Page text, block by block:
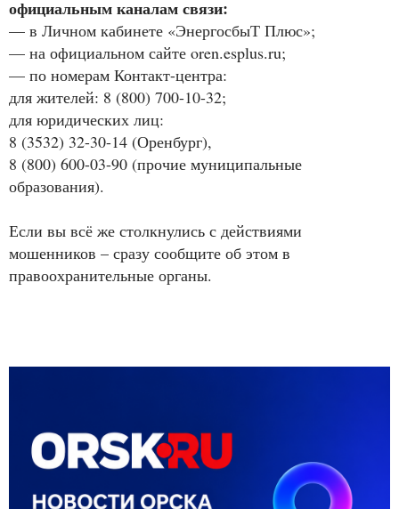
официальным каналам связи:
— в Личном кабинете «ЭнергосбыТ Плюс»;
— на официальном сайте oren.esplus.ru;
— по номерам Контакт-центра:
для жителей: 8 (800) 700-10-32;
для юридических лиц:
8 (3532) 32-30-14 (Оренбург),
8 (800) 600-03-90 (прочие муниципальные
образования).
Если вы всё же столкнулись с действиями
мошенников – сразу сообщите об этом в
правоохранительные органы.